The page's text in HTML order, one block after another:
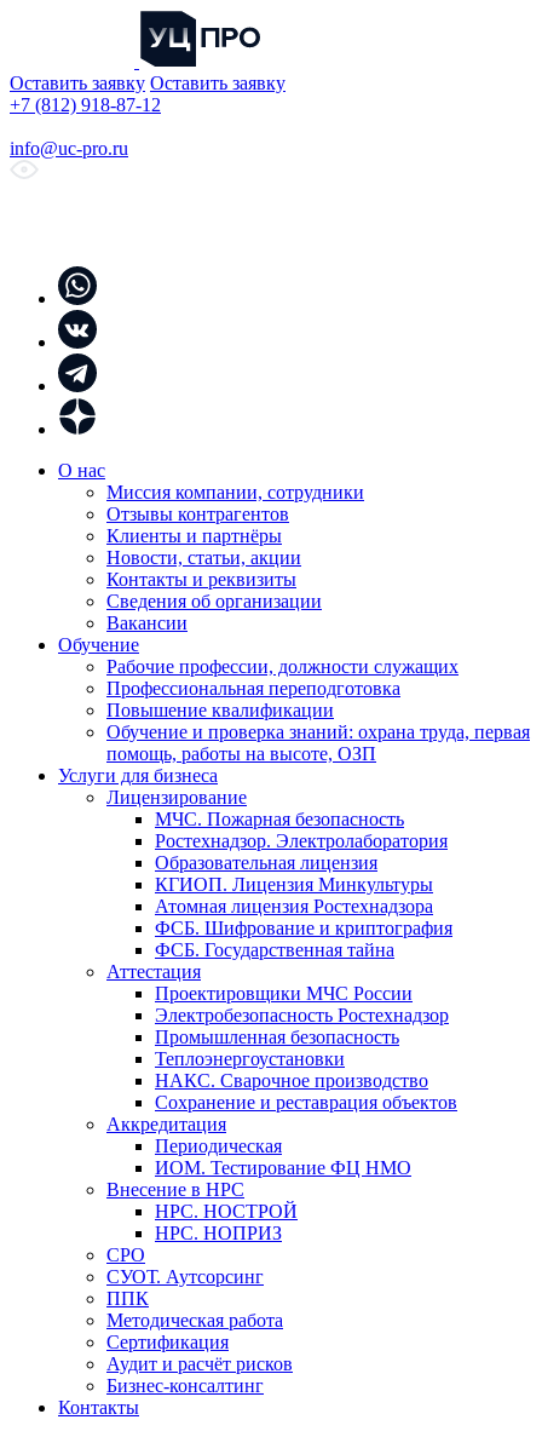
Оставить заявку Оставить заявку
+7 (812) 918-87-12
info@uc-pro.ru
О нас
Миссия компании, сотрудники
Отзывы контрагентов
Клиенты и партнёры
Новости, статьи, акции
Контакты и реквизиты
Сведения об организации
Вакансии
Обучение
Рабочие профессии, должности служащих
Профессиональная переподготовка
Повышение квалификации
Обучение и проверка знаний: охрана труда, первая
помощь, работы на высоте, ОЗП
Услуги для бизнеса
Лицензирование
МЧС. Пожарная безопасность
Ростехнадзор. Электролаборатория
Образовательная лицензия
КГИОП. Лицензия Минкультуры
Атомная лицензия Ростехнадзора
ФСБ. Шифрование и криптография
ФСБ. Государственная тайна
Аттестация
Проектировщики МЧС России
Электробезопасность Ростехнадзор
Промышленная безопасность
Теплоэнергоустановки
НАКС. Сварочное производство
Сохранение и реставрация объектов
Аккредитация
Периодическая
ИОМ. Тестирование ФЦ НМО
Внесение в НРС
НРС. НОСТРОЙ
НРС. НОПРИЗ
СРО
СУОТ. Аутсорсинг
ППК
Методическая работа
Сертификация
Аудит и расчёт рисков
Бизнес-консалтинг
Контакты